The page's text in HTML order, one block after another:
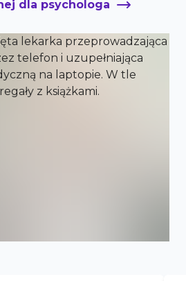
dla psychologa